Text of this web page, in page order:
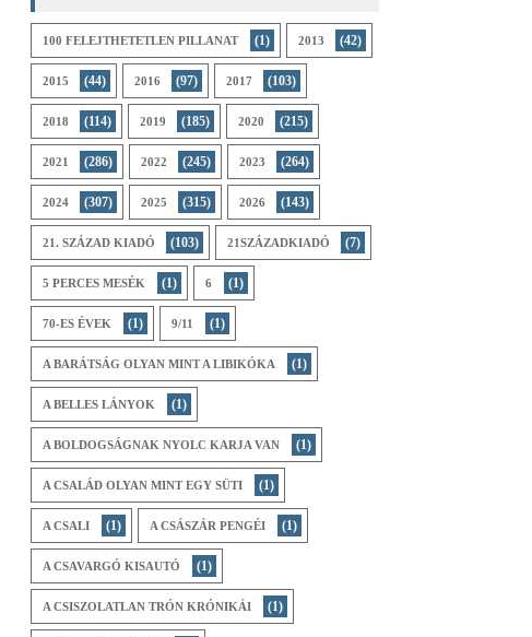
100 FELEJTHETETLEN PILLANAT (1) 2013 (42)
2015 (44) 2016 (97) 2017 (103)
2018 (114) 2019 (185) 2020 (215)
2021 (286) 2022 (245) 2023 (264)
2024 (307) 2025 (315) 2026 (143)
21. SZÁZAD KIADÓ (103) 21SZÁZADKIADÓ (7)
5 PERCES MESÉK (1) 6 (1)
70-ES ÉVEK (1) 9/11 (1)
A BARÁTSÁG OLYAN MINT A LIBIKÓKA (1)
A BELLES LÁNYOK (1)
A BOLDOGSÁGNAK NYOLC KARJA VAN (1)
A CSALÁD OLYAN MINT EGY SÜTI (1)
A CSALI (1) A CSÁSZÁR PENGÉI (1)
A CSAVARGÓ KISAUTÓ (1)
A CSISZOLATLAN TRÓN KRÓNIKÁI (1)